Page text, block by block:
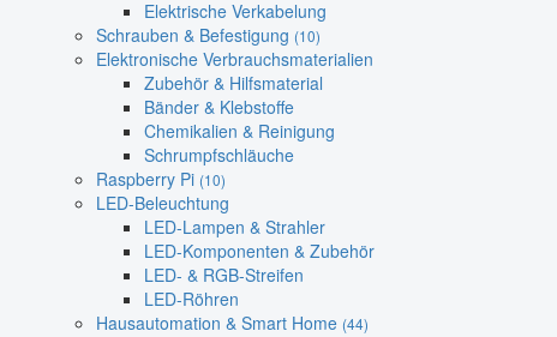
Elektrische Verkabelung
Schrauben & Befestigung (10)
Elektronische Verbrauchsmaterialien
Zubehör & Hilfsmaterial
Bänder & Klebstoffe
Chemikalien & Reinigung
Schrumpfschläuche
Raspberry Pi (10)
LED-Beleuchtung
LED-Lampen & Strahler
LED-Komponenten & Zubehör
LED- & RGB-Streifen
LED-Röhren
Hausautomation & Smart Home (44)